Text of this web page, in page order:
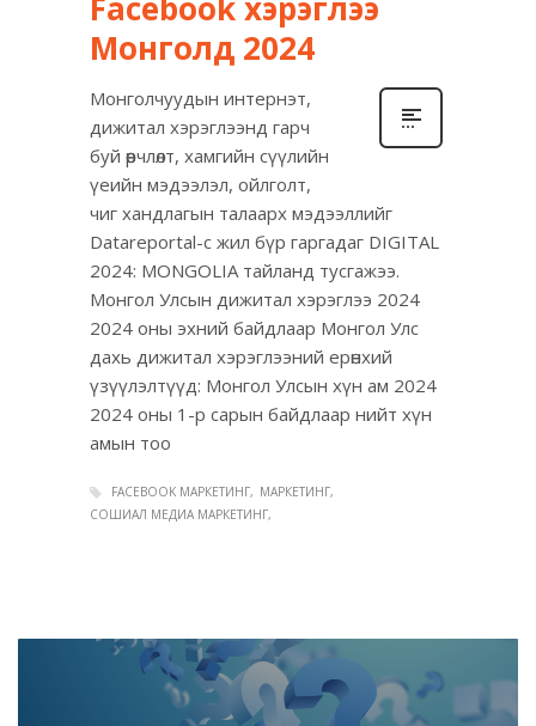
Монголд 2024
Монголчуудын интернэт,
дижитал хэрэглээнд гарч
буй өөрчлөлт, хамгийн сүүлийн
үеийн мэдээлэл, ойлголт,
чиг хандлагын талаарх мэдээллийг
Datareportal-с жил бүр гаргадаг DIGITAL
2024: MONGOLIA тайланд тусгажээ.
Монгол Улсын дижитал хэрэглээ 2024
2024 оны эхний байдлаар Монгол Улс
дахь дижитал хэрэглээний ерөнхий
үзүүлэлтүүд: Монгол Улсын хүн ам 2024
2024 оны 1-р сарын байдлаар нийт хүн
амын тоо
FACEBOOK МАРКЕТИНГ
МАРКЕТИНГ
СОШИАЛ МЕДИА МАРКЕТИНГ